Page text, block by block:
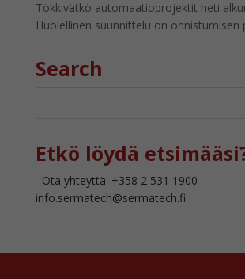
Tökkivätkö automaatioprojektit heti
Huolellinen suunnittelu on onnistumisen
Search
Etkö löydä
Ota yhteyttä: +358 2 531 1900
info.sermatech@sermatech.fi